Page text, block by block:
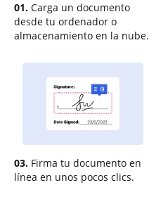
01. Carga un documento
desde tu ordenador o
almacenamiento en la nube.
03. Firma tu documento en
línea en unos pocos clics.